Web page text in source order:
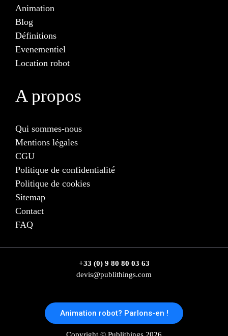
Animation
Blog
Définitions
Evenementiel
Location robot
A propos
Qui sommes-nous
Mentions légales
CGU
Politique de confidentialité
Politique de cookies
Sitemap
Contact
FAQ
+33 (0) 9 80 80 03 63
devis@publithings.com
Animation robot? Parlons-en !